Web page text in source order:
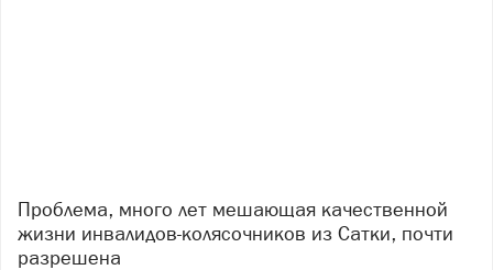
Проблема, много лет мешающая качественной
жизни инвалидов-колясочников из Сатки, почти
разрешена